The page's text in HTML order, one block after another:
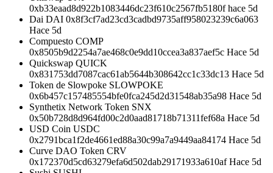
0xb33eaad8d922b1083446dc23f610c2567fb5180f hace 5d
Dai DAI 0x8f3cf7ad23cd3cadbd9735aff958023239c6a063
Hace 5d
Compuesto COMP
0x8505b9d2254a7ae468c0e9dd10ccea3a837aef5c Hace 5d
Quickswap QUICK
0x831753dd7087cac61ab5644b308642cc1c33dc13 Hace 5d
Token de Slowpoke SLOWPOKE
0x6b457c157485554bfe0fca245d2d31548ab35a98 Hace 5d
Synthetix Network Token SNX
0x50b728d8d964fd00c2d0aad81718b71311fef68a Hace 5d
USD Coin USDC
0x2791bca1f2de4661ed88a30c99a7a9449aa84174 Hace 5d
Curve DAO Token CRV
0x172370d5cd63279efa6d502dab29171933a610af Hace 5d